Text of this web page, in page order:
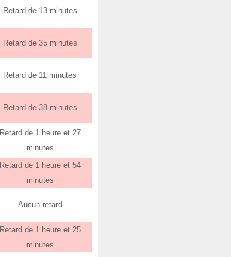
Retard de 13 minutes
Retard de 35 minutes
Retard de 11 minutes
Retard de 38 minutes
Retard de 1 heure et 27
minutes
Retard de 1 heure et 54
minutes
Aucun retard
Retard de 1 heure et 25
minutes